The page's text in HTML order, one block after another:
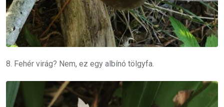
8. Fehér virág? Nem, ez egy albínó tölgyfa.